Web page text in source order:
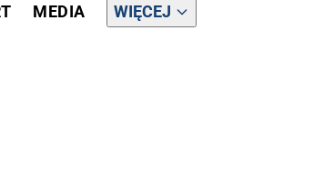
MEDIA WIĘCEJ
WSPIERAJĄ TV REPUBLIKA! [SPOT]